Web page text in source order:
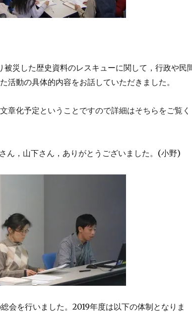
被災した歴史資料のレスキューに関して，行政や民
活動の具体的内容をお話していただきました。
章化予定ということですので詳細はそちらをご覧く
ん，山下さん，ありがとうございました。 (小野)
会を行いました。 2019年度は以下の体制となりま